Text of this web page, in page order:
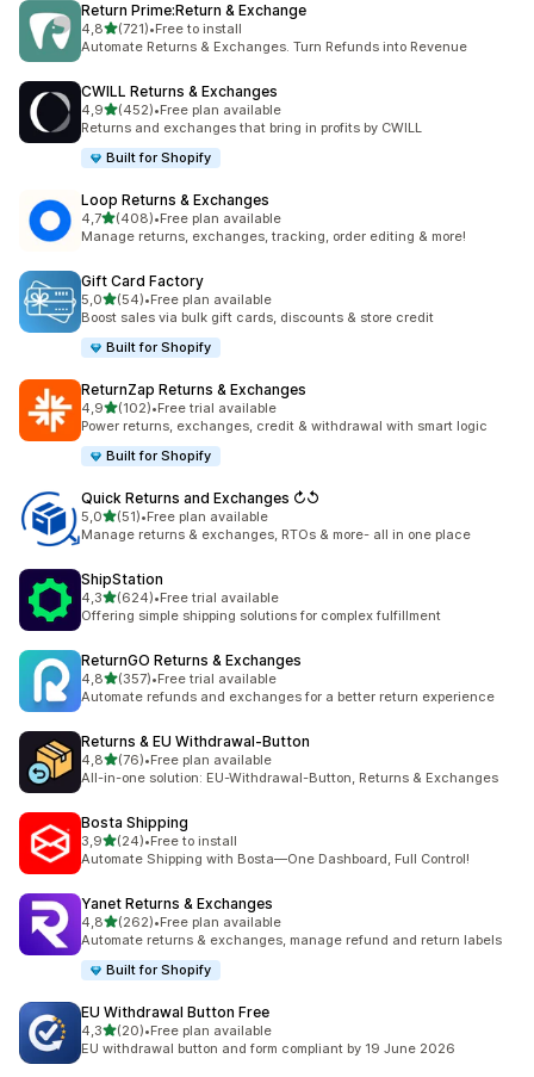
Return Prime:Return & Exchange
4,8av 5 stjerner
(721)
Totalt 721 omtaler
•Free to install
Automate Returns & Exchanges. Turn Refunds into Revenue
CWILL Returns & Exchanges
4,9av 5 stjerner
(452)
Totalt 452 omtaler
•Free plan available
Returns and exchanges that bring in profits by CWILL
Built for Shopify
Loop Returns & Exchanges
4,7av 5 stjerner
(408)
Totalt 408 omtaler
•Free plan available
Manage returns, exchanges, tracking, order editing & more!
Gift Card Factory
5,0av 5 stjerner
(54)
Totalt 54 omtaler
•Free plan available
Boost sales via bulk gift cards, discounts & store credit
Built for Shopify
ReturnZap Returns & Exchanges
4,9av 5 stjerner
(102)
Totalt 102 omtaler
•Free trial available
Power returns, exchanges, credit & withdrawal with smart logic
Built for Shopify
Quick Returns and Exchanges ↻↺
5,0av 5 stjerner
(51)
Totalt 51 omtaler
•Free plan available
Manage returns & exchanges, RTOs & more- all in one place
ShipStation
4,3av 5 stjerner
(624)
Totalt 624 omtaler
•Free trial available
Offering simple shipping solutions for complex fulfillment
ReturnGO Returns & Exchanges
4,8av 5 stjerner
(357)
Totalt 357 omtaler
•Free trial available
Automate refunds and exchanges for a better return experience
Returns & EU Withdrawal‑Button
4,8av 5 stjerner
(76)
Totalt 76 omtaler
•Free plan available
All-in-one solution: EU-Withdrawal-Button, Returns & Exchanges
Bosta Shipping
3,9av 5 stjerner
(24)
Totalt 24 omtaler
•Free to install
Automate Shipping with Bosta—One Dashboard, Full Control!
Yanet Returns & Exchanges
4,8av 5 stjerner
(262)
Totalt 262 omtaler
•Free plan available
Automate returns & exchanges, manage refund and return labels
Built for Shopify
EU Withdrawal Button Free
4,3av 5 stjerner
(20)
Totalt 20 omtaler
•Free plan available
EU withdrawal button and form compliant by 19 June 2026